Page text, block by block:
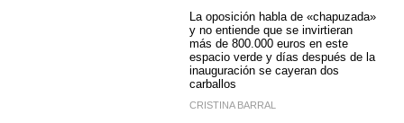
La oposición habla de «chapuzada»
y no entiende que se invirtieran
más de 800.000 euros en este
espacio verde y días después de la
inauguración se cayeran dos
carballos
CRISTINA BARRAL